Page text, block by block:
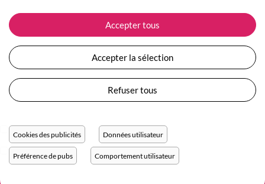
Nos engagements
Plan du site
Devenir revendeur
Collection Femme
Collection Enfants
Les Totebags
Nos différents thèmes
ASSISTANCE
Suivre ma commande
Expédition et livraison
Retour et remboursement
Moyens de paiement
Questions / Réponses
Conditions générales de vente
Protection des données personnelles
Réglage des cookies
Accepter tous
Accepter la sélection
Refuser tous
Cookies des publicités Données utilisateur
Préférence de pubs Comportement utilisateur